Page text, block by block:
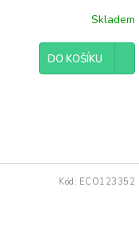
Skladem
DO KOŠÍKU
Kód: ECO123352